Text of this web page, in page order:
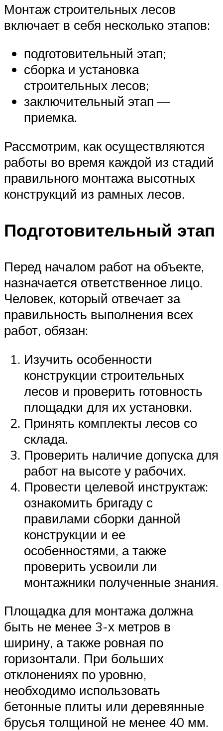
Монтаж строительных лесов
включает в себя несколько этапов:
подготовительный этап;
сборка и установка
строительных лесов;
заключительный этап —
приемка.
Рассмотрим, как осуществляются
работы во время каждой из стадий
правильного монтажа высотных
конструкций из рамных лесов.
Подготовительный этап
Перед началом работ на объекте,
назначается ответственное лицо.
Человек, который отвечает за
правильность выполнения всех
работ, обязан:
Изучить особенности
конструкции строительных
лесов и проверить готовность
площадки для их установки.
Принять комплекты лесов со
склада.
Проверить наличие допуска для
работ на высоте у рабочих.
Провести целевой инструктаж:
ознакомить бригаду с
правилами сборки данной
конструкции и ее
особенностями, а также
проверить усвоили ли
монтажники полученные знания.
Площадка для монтажа должна
быть не менее 3-х метров в
ширину, а также ровная по
горизонтали. При больших
отклонениях по уровню,
необходимо использовать
бетонные плиты или деревянные
брусья толщиной не менее 40 мм.